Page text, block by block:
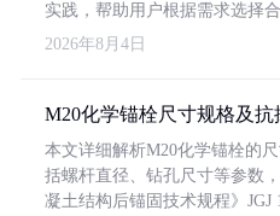
实践，帮助用户根据需求选择
2026年8月4日
M20化学锚栓尺寸规格及
本文详细解析M20化学锚栓的
括螺杆直径、钻孔尺寸等参数
凝土结构后锚固技术规程》